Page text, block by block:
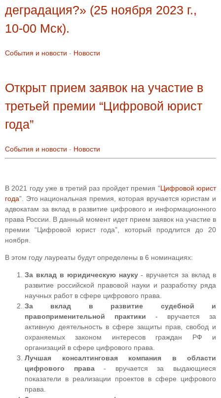
деградация?» (25 ноября 2023 г.,
10-00 Мск).
События и новости - Новости
Открыт прием заявок на участие в
третьей премии “Цифровой юрист
года”
События и новости - Новости
В 2021 году уже в третий раз пройдет премия “Цифровой юрист
года”.
Это национальная премия, которая вручается юристам и
адвокатам за вклад в развитие цифрового и информационного
права России. В данный момент идет прием заявок на участие в
премии “Цифровой юрист года”, который продлится до 20
ноября.
В этом году лауреаты будут определены в 6 номинациях:
За вклад в юридическую науку- вручается за вклад в
развитие российской правовой науки и разработку ряда
научных работ в сфере цифрового права.
За вклад в развитие судебной и
правоприменительной практики - вручается за
активную деятельность в сфере защиты прав, свобод и
охраняемых законом интересов граждан РФ и
организаций в сфере цифрового права.
Лучшая консалтинговая компания в области
цифрового права- вручается за выдающиеся
показатели в реализации проектов в сфере цифрового
права.